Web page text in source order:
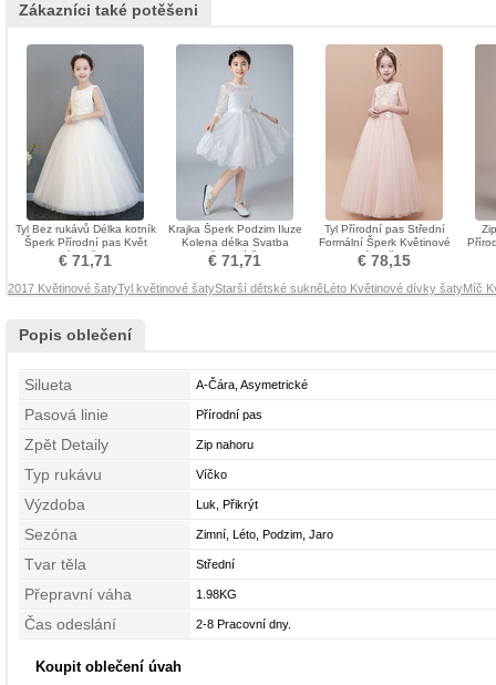
Zákazníci také potěšeni
Tyl Bez rukávů Délka kotník
Šperk Přírodní pas Květ
dívka šaty
€ 71,71
Krajka Šperk Podzim Iluze
Kolena délka Svatba
Květinové šaty
€ 71,71
Tyl Přírodní pas Střední
Formální Šperk Květinové
dívky šaty
€ 78,15
2017 Květinové šatyTyl květinové šatyStarší dětské sukněLéto Květinové dívky šatyMíč
Popis oblečení
Silueta A-Čára, Asymetrické
Pasová linie Přírodní pas
Zpět Detaily Zip nahoru
Typ rukávu Víčko
Výzdoba Luk, Přikrýt
Sezóna Zimní, Léto, Podzim, Jaro
Tvar těla Střední
Přepravní váha 1.98KG
Čas odeslání 2-8 Pracovní dny.
Koupit oblečení úvah